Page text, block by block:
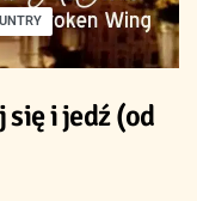
się i jedź (od